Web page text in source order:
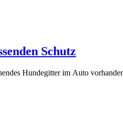
Schutz
Hundegitter im Auto